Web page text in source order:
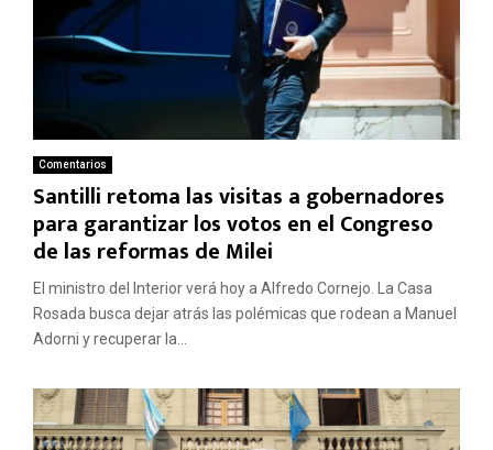
Comentarios
Santilli retoma las visitas a gobernadores
para garantizar los votos en el Congreso
de las reformas de Milei
El ministro del Interior verá hoy a Alfredo Cornejo. La Casa
Rosada busca dejar atrás las polémicas que rodean a Manuel
Adorni y recuperar la...